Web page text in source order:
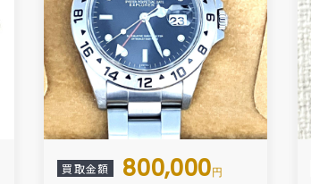
買取金額 800,000円